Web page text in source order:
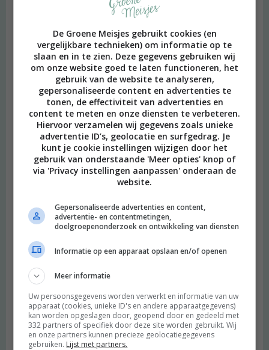
De Groene Meisjes gebruikt cookies (en
vergelijkbare technieken) om informatie op te
slaan en in te zien. Deze gegevens gebruiken wij
om onze website goed te laten functioneren, het
gebruik van de website te analyseren,
gepersonaliseerde content en advertenties te
tonen, de effectiviteit van advertenties en
content te meten en onze diensten te verbeteren.
Hiervoor verzamelen wij gegevens zoals unieke
advertentie ID’s, geolocatie en surfgedrag. Je
kunt je cookie instellingen wijzigen door het
gebruik van onderstaande 'Meer opties' knop of
via 'Privacy instellingen aanpassen' onderaan de
website.
Gepersonaliseerde advertenties en content,
advertentie- en contentmetingen,
doelgroepenonderzoek en ontwikkeling van diensten
Informatie op een apparaat opslaan en/of openen
Meer informatie
Uw persoonsgegevens worden verwerkt en informatie van uw
apparaat (cookies, unieke ID's en andere apparaatgegevens)
kan worden opgeslagen door, geopend door en gedeeld met
332 partners of specifiek door deze site worden gebruikt. Wij
en onze partners kunnen precieze geolocatiegegevens
gebruiken. Lijst met partners.